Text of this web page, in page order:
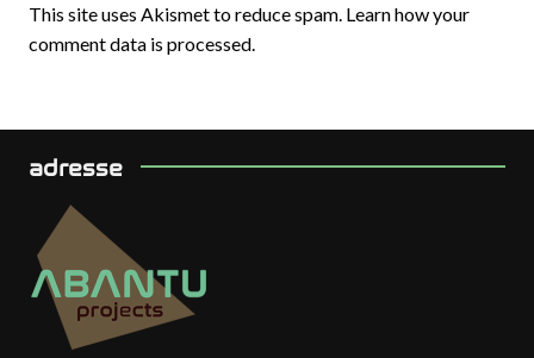
This site uses Akismet to reduce spam. Learn how your
comment data is processed.
adresse